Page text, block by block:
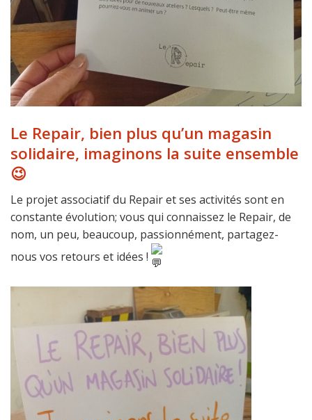
Le Repair, bien plus qu’un magasin
solidaire, imaginons la suite ensemble
😉
Le projet associatif du Repair et ses activités sont en
constante évolution; vous qui connaissez le Repair, de
nom, un peu, beaucoup, passionnément, partagez-
nous vos retours et idées !